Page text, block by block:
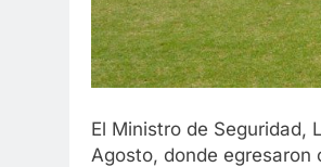
El Ministro de Seguridad,
Agosto, donde